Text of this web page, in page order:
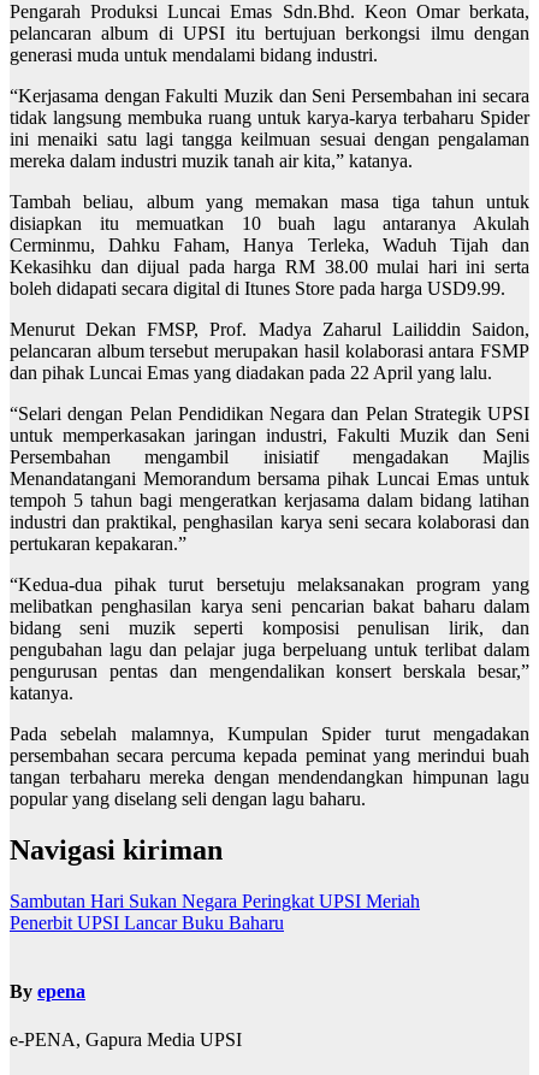
Pengarah Produksi Luncai Emas Sdn.Bhd. Keon Omar berkata,
pelancaran album di UPSI itu bertujuan berkongsi ilmu dengan
generasi muda untuk mendalami bidang industri.
“Kerjasama dengan Fakulti Muzik dan Seni Persembahan ini secara
tidak langsung membuka ruang untuk karya-karya terbaharu Spider
ini menaiki satu lagi tangga keilmuan sesuai dengan pengalaman
mereka dalam industri muzik tanah air kita,” katanya.
Tambah beliau, album yang memakan masa tiga tahun untuk
disiapkan itu memuatkan 10 buah lagu antaranya Akulah
Cerminmu, Dahku Faham, Hanya Terleka, Waduh Tijah dan
Kekasihku dan dijual pada harga RM 38.00 mulai hari ini serta
boleh didapati secara digital di Itunes Store pada harga USD9.99.
Menurut Dekan FMSP, Prof. Madya Zaharul Lailiddin Saidon,
pelancaran album tersebut merupakan hasil kolaborasi antara FSMP
dan pihak Luncai Emas yang diadakan pada 22 April yang lalu.
“Selari dengan Pelan Pendidikan Negara dan Pelan Strategik UPSI
untuk memperkasakan jaringan industri, Fakulti Muzik dan Seni
Persembahan mengambil inisiatif mengadakan Majlis
Menandatangani Memorandum bersama pihak Luncai Emas untuk
tempoh 5 tahun bagi mengeratkan kerjasama dalam bidang latihan
industri dan praktikal, penghasilan karya seni secara kolaborasi dan
pertukaran kepakaran.”
“Kedua-dua pihak turut bersetuju melaksanakan program yang
melibatkan penghasilan karya seni pencarian bakat baharu dalam
bidang seni muzik seperti komposisi penulisan lirik, dan
pengubahan lagu dan pelajar juga berpeluang untuk terlibat dalam
pengurusan pentas dan mengendalikan konsert berskala besar,”
katanya.
Pada sebelah malamnya, Kumpulan Spider turut mengadakan
persembahan secara percuma kepada peminat yang merindui buah
tangan terbaharu mereka dengan mendendangkan himpunan lagu
popular yang diselang seli dengan lagu baharu.
Navigasi kiriman
Sambutan Hari Sukan Negara Peringkat UPSI Meriah
Penerbit UPSI Lancar Buku Baharu
By epena
e-PENA, Gapura Media UPSI